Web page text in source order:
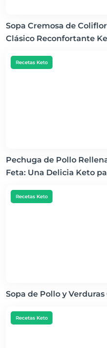
Sopa Cremosa de
Clásico Reconfortante
Recetas Keto
Pechuga de Pollo
Feta: Una Delicia Keto
Recetas Keto
Sopa de Pollo y Verduras
Recetas Keto